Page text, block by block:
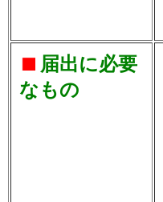
届出に必要
なもの